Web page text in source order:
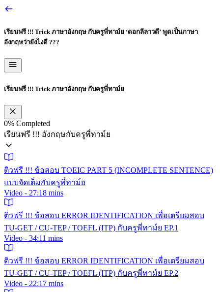
เรียนฟรี !!! Trick ภาษาอังกฤษ กับครูพี่ทาม์ย ‘ดอกลีลาวดี’ พูดเป็นภาษา
อังกฤษว่ายังไงดี ???
เรียนฟรี !!! Trick ภาษาอังกฤษ กับครูพี่ทาม์ย
0% Completed
เรียนฟรี !!! อังกฤษกับครูพี่ทาม์ย
ติวฟรี !!! ข้อสอบ TOEIC PART 5 (INCOMPLETE SENTENCE)
แบบจัดเต็มกับครูพี่ทาม์ย
Video - 27:18 mins
ติวฟรี !!! ข้อสอบ ERROR IDENTIFICATION เพื่อเตรียมสอบ
TU-GET / CU-TEP / TOEFL (ITP) กับครูพี่ทาม์ย EP.1
Video - 34:11 mins
ติวฟรี !!! ข้อสอบ ERROR IDENTIFICATION เพื่อเตรียมสอบ
TU-GET / CU-TEP / TOEFL (ITP) กับครูพี่ทาม์ย EP.2
Video - 22:17 mins